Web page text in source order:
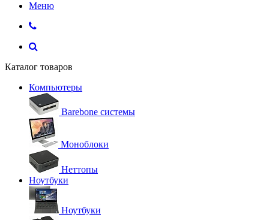
Меню
Каталог товаров
Компьютеры
Barebone системы
Моноблоки
Неттопы
Ноутбуки
Ноутбуки